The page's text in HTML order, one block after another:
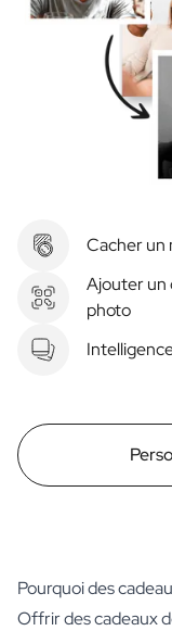
Cacher un
Ajouter un
photo
Pourquoi des
Offrir des cadeaux